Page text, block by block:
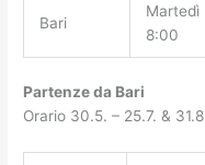
Bari
Martedì
8:00
Partenze da Bari
Orario 30.5. – 25.7. &